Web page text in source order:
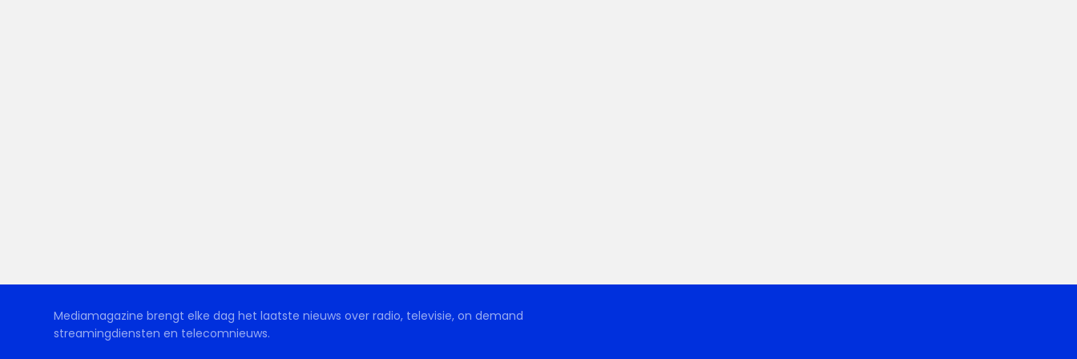
Mediamagazine brengt elke dag het laatste nieuws over radio, televisie, on demand
streamingdiensten en telecomnieuws.